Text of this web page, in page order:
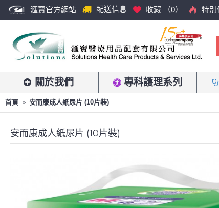
滙寶官方網站 配送信息 收藏 （0） 特別
關於我們 專科護理系列
首頁 安而康成人紙尿片 (10片裝)
安而康成人紙尿片 (10片裝)